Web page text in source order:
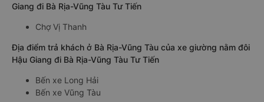
Giang đi Bà Rịa-Vũng Tàu Tư Tiến
Chợ Vị Thanh
Địa điểm trả khách ở Bà Rịa-Vũng Tàu của xe giường nằm đôi
Hậu Giang đi Bà Rịa-Vũng Tàu Tư Tiến
Bến xe Long Hải
Bến xe Vũng Tàu